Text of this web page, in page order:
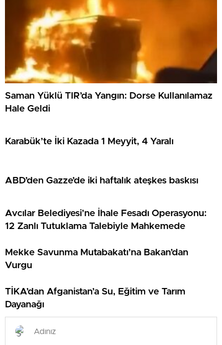
Saman Yüklü TIR’da Yangın: Dorse Kullanılamaz
Hale Geldi
Karabük’te İki Kazada 1 Meyyit, 4 Yaralı
ABD’den Gazze’de iki haftalık ateşkes baskısı
Avcılar Belediyesi’ne İhale Fesadı Operasyonu:
12 Zanlı Tutuklama Talebiyle Mahkemede
Mekke Savunma Mutabakatı’na Bakan’dan
Vurgu
TİKA’dan Afganistan’a Su, Eğitim ve Tarım
Dayanağı